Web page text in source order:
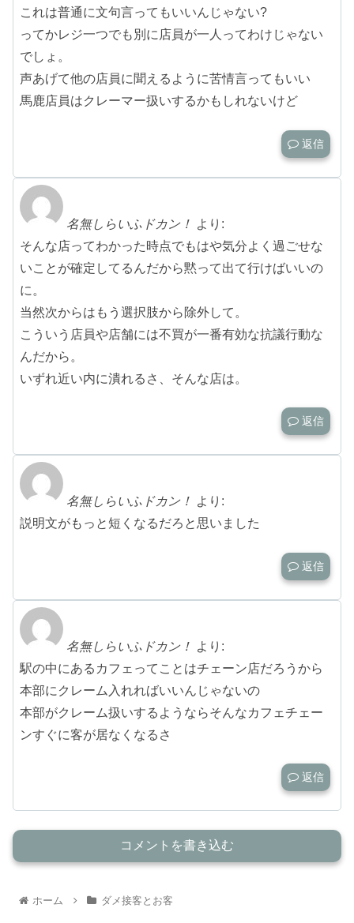
これは普通に文句言ってもいいんじゃない?
ってかレジ一つでも別に店員が一人ってわけじゃない
でしょ。
声あげて他の店員に聞えるように苦情言ってもいい
馬鹿店員はクレーマー扱いするかもしれないけど
返信
名無しらいふドカン！ より:
そんな店ってわかった時点でもはや気分よく過ごせな
いことが確定してるんだから黙って出て行けばいいの
に。
当然次からはもう選択肢から除外して。
こういう店員や店舗には不買が一番有効な抗議行動な
んだから。
いずれ近い内に潰れるさ、そんな店は。
返信
名無しらいふドカン！ より:
説明文がもっと短くなるだろと思いました
返信
名無しらいふドカン！ より:
駅の中にあるカフェってことはチェーン店だろうから
本部にクレーム入れればいいんじゃないの
本部がクレーム扱いするようならそんなカフェチェー
ンすぐに客が居なくなるさ
返信
コメントを書き込む
ホーム ダメ接客とお客